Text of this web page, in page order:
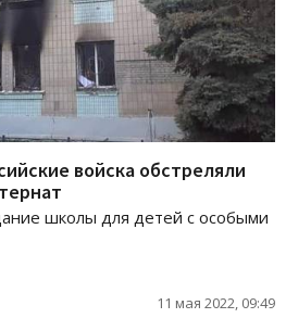
войска обстреляли
школы для детей с особыми
11 мая 2022, 09:49